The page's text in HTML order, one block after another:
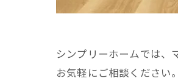
シンプリーホームでは、
お気軽にご相談ください。